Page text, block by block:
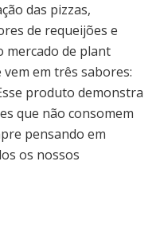
das pizzas,
de requeijões e
mercado de plant
em três sabores:
produto demonstra
que não consomem
pensando em
os nossos